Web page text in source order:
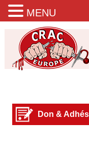
Don &
MENU